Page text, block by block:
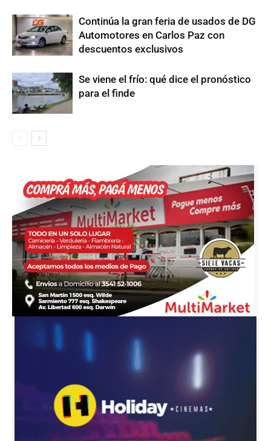
Continúa la gran feria de usados de DG
Automotores en Carlos Paz con
descuentos exclusivos
Se viene el frío: qué dice el pronóstico
para el finde